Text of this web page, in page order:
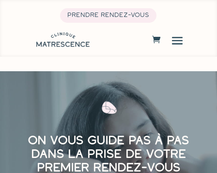
prendre rendez-vous
On vous guide pas à pas
dans la prise de votre
premier rendez-vous